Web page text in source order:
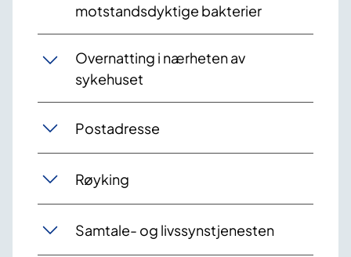
motstandsdyktige bakterier
Overnatting i nærheten av
sykehuset
Postadresse
Røyking
Samtale- og livssynstjenesten